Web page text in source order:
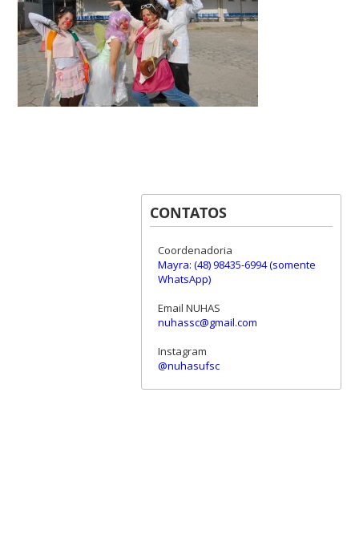
CONTATOS
Coordenadoria
Mayra: (48) 98435-6994 (somente
WhatsApp)
Email NUHAS
nuhassc@gmail.com
Instagram
@nuhasufsc